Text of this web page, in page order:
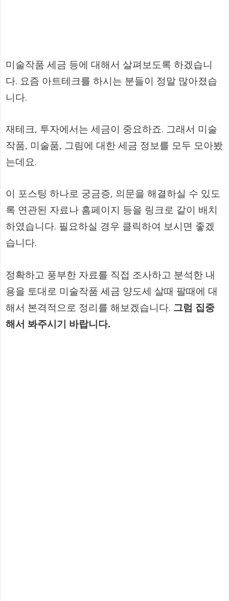
미술작품 세금 등에 대해서 살펴보도록 하겠습니
다. 요즘 아트테크를 하시는 분들이 정말 많아졌습
니다.
재테크, 투자에서는 세금이 중요하죠. 그래서 미술
작품, 미술품, 그림에 대한 세금 정보를 모두 모아봤
는데요.
이 포스팅 하나로 궁금증, 의문을 해결하실 수 있도
록 연관된 자료나 홈페이지 등을 링크로 같이 배치
하였습니다. 필요하실 경우 클릭하여 보시면 좋겠
습니다.
정확하고 풍부한 자료를 직접 조사하고 분석한 내
용을 토대로 미술작품 세금 양도세 살때 팔때에 대
해서 본격적으로 정리를 해보겠습니다. 그럼 집중
해서 봐주시기 바랍니다.